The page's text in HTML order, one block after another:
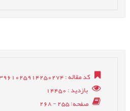
کد مقاله: 13961025914250274
بازدید: 14450
صفحه: 255 - 268